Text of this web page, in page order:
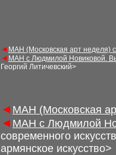
◄ МАН (Московская арт неделя)
◄ МАН с Людмилой Новиковой.
Георгий Литичевский>
◄ МАН (Московская
◄ МАН с Людмилой
современного
армянское искусство>